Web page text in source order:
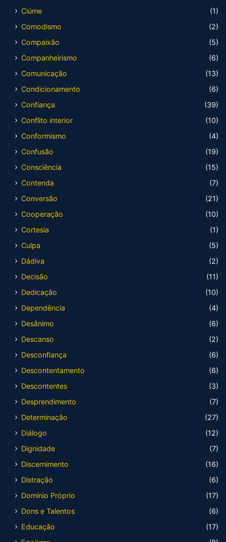
Ciúme
(1)
Comodismo
(2)
Compaixão
(5)
Companheirismo
(6)
Comunicação
(13)
Condicionamento
(6)
Confiança
(39)
Conflito interior
(10)
Conformismo
(4)
Confusão
(19)
Consciência
(15)
Contenda
(7)
Conversão
(21)
Cooperação
(10)
Cortesia
(1)
Culpa
(5)
Dádiva
(2)
Decisão
(11)
Dedicação
(10)
Dependência
(4)
Desânimo
(6)
Descanso
(2)
Desconfiança
(6)
Descontentamento
(6)
Descontentes
(3)
Desprendimento
(7)
Determinação
(27)
Diálogo
(12)
Dignidade
(7)
Discernimento
(16)
Distração
(6)
Domínio Próprio
(17)
Dons e Talentos
(6)
Educação
(17)